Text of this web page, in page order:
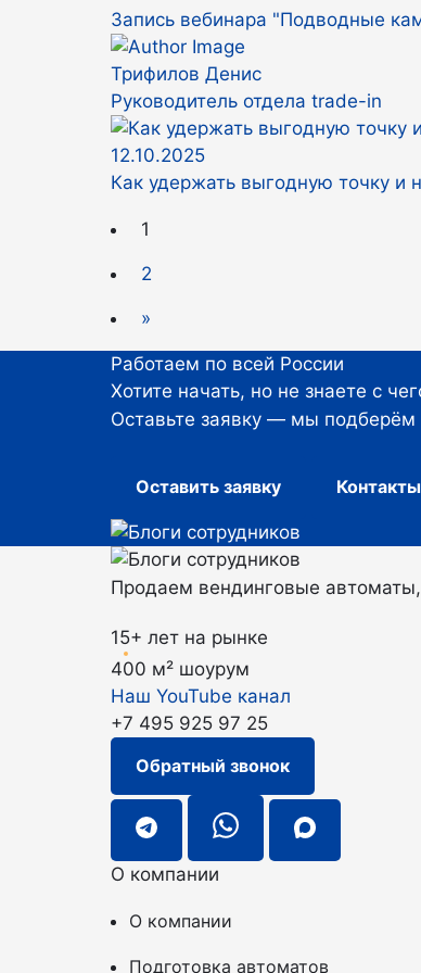
Запись вебинара "Подводные
Трифилов Денис
Руководитель отдела trade-in
12.10.2025
Как удержать выгодную точку и
1
2
»
Работаем по всей России
Хотите начать, но не знаете с
Оставьте заявку — мы
Оставить заявку Контакты
Продаем вендинговые
15+ лет на рынке
400 м² шоурум
Наш YouTube канал
+7 495 925 97 25
Обратный звонок
О компании
О компании
Подготовка автоматов